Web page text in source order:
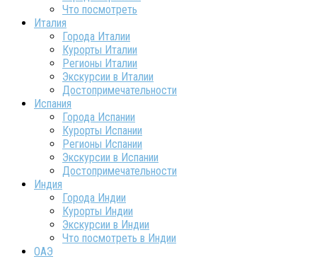
Что посмотреть
Италия
Города Италии
Курорты Италии
Регионы Италии
Экскурсии в Италии
Достопримечательности
Испания
Города Испании
Курорты Испании
Регионы Испании
Экскурсии в Испании
Достопримечательности
Индия
Города Индии
Курорты Индии
Экскурсии в Индии
Что посмотреть в Индии
ОАЭ